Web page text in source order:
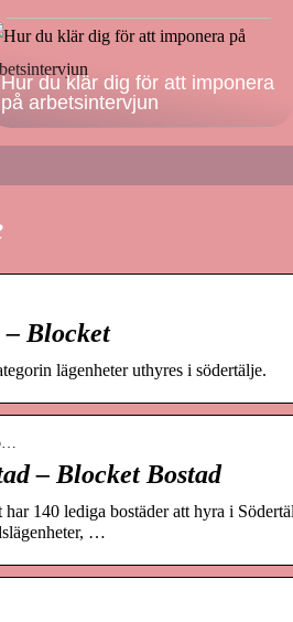
Hur du klär dig för att imponera
på arbetsintervjun
– Blocket
lägenheter uthyres i södertälje.
– Blocket Bostad
140 lediga bostäder att hyra i
…